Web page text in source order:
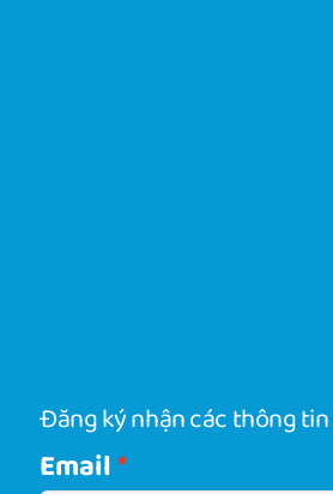
Đăng ký nhận các thông
Email